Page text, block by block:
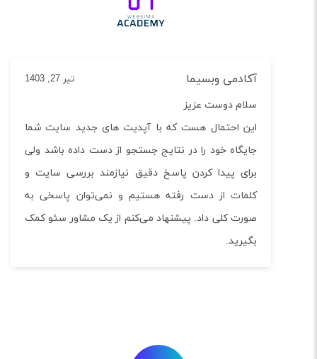
آکادمی وبسیما تیر 27, 1403
سلام دوست عزیز
این احتمال هست که با آپدیت های جدید سایت شما
جایگاه خود را در نتایج جستجو از دست داده باشد ولی
برای پیدا کردن پاسخ دقیق نیازمند بررسی سایت و
کلمات از دست رفته هستیم و نمی‌توان پاسخی به
صورت کلی داد. پیشنهاد می‌کنم از یک مشاور سئو کمک
بگیرید.